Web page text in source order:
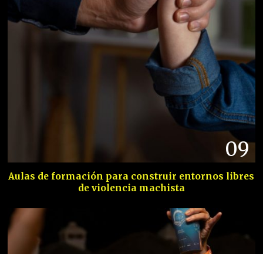
09
Aulas de formación para construir entornos libres
de violencia machista